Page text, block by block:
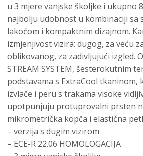
u 3 mjere vanjske školjke i ukupno
najbolju udobnost u kombinaciji sa
lakoćom i kompaktnim dizajnom.
izmjenjivost vizira: dugog, za veću
oblikovanog, za zadivljujući izgled.
STREAM SYSTEM, šesterokutnim
podstavama s ExtraCool tkaninom,
izvlače i peru s trakama visoke
upotpunjuju protuprovalni prsten
mikrometrička kopča i elastična
– verzija s dugim vizirom
– ECE-R 22.06 HOMOLOGACIJA